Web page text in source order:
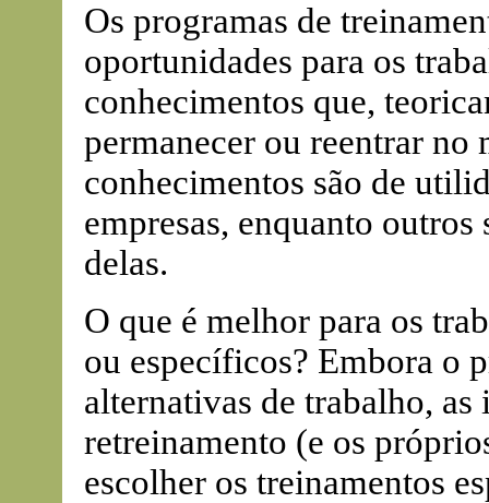
Os programas de
oportunidades para os
conhecimentos que,
permanecer ou reentrar no
conhecimentos são de
empresas, enquanto outros
delas.
O que é melhor para os
ou específicos? Embora o
alternativas de trabalho,
retreinamento (e os
escolher os treinamentos